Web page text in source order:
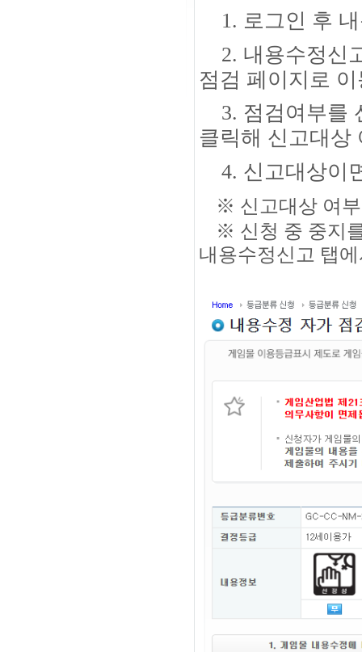
1. 로그인 후 내
2. 내용수정신
점검 페이지로
3. 점검여부를
클릭해 신고대상
4. 신고대상이
※ 신고대상 여
※ 신청 중 중지
내용수정신고 탭